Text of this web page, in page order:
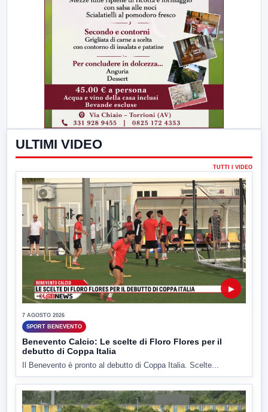
ULTIMI VIDEO
TUTTI I VIDEO
▶
7 AGOSTO 2026
SPORT BENEVENTO
Benevento Calcio: Le scelte di Floro Flores per il
debutto di Coppa Italia
Il Benevento è pronto al debutto di Coppa Italia. Scelte...